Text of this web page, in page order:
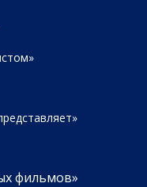
фильмов»